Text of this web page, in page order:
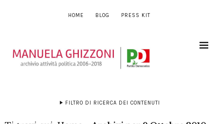
HOME BLOG PRESS KIT
FILTRO DI RICERCA DEI CONTENUTI